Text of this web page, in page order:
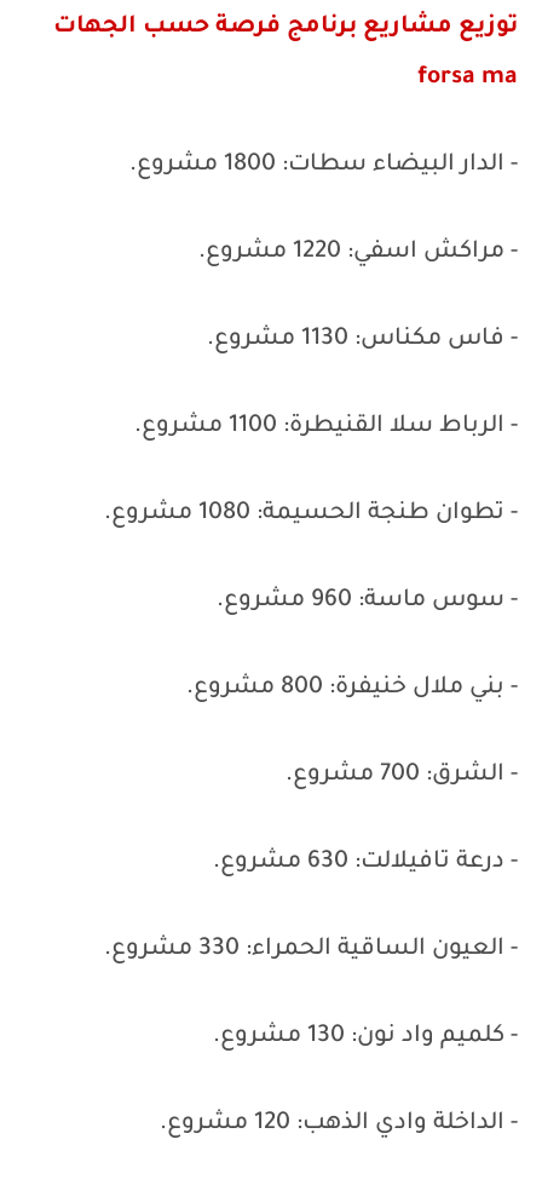
توزيع مشاريع برنامج فرصة حسب الجهات
forsa ma
- الدار البيضاء سطات: 1800 مشروع.
- مراكش اسفي: 1220 مشروع.
- فاس مكناس: 1130 مشروع.
- الرباط سلا القنيطرة: 1100 مشروع.
- تطوان طنجة الحسيمة: 1080 مشروع.
- سوس ماسة: 960 مشروع.
- بني ملال خنيفرة: 800 مشروع.
- الشرق: 700 مشروع.
- درعة تافيلالت: 630 مشروع.
- العيون الساقية الحمراء: 330 مشروع.
- كلميم واد نون: 130 مشروع.
- الداخلة وادي الذهب: 120 مشروع.